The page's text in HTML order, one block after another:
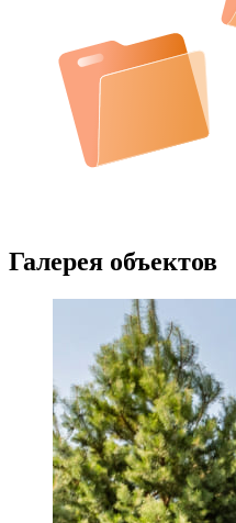
Галерея объектов